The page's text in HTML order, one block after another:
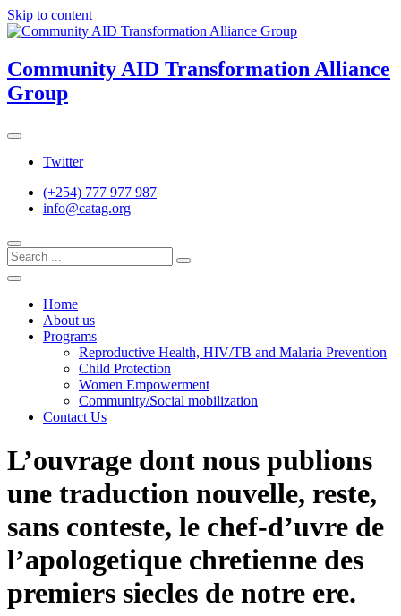
Skip to content
Community AID Transformation Alliance
Group
Twitter
(+254) 777 977 987
info@catag.org
Home
About us
Programs
Reproductive Health, HIV/TB and Malaria Prevention
Child Protection
Women Empowerment
Community/Social mobilization
Contact Us
L’ouvrage dont nous publions
une traduction nouvelle, reste,
sans conteste, le chef-d’uvre de
l’apologetique chretienne des
premiers siecles de notre ere.